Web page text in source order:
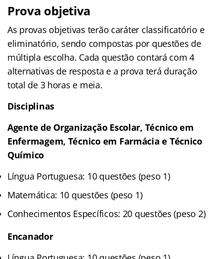
Prova objetiva
As provas objetivas terão caráter classificatório e
eliminatório, sendo compostas por questões de
múltipla escolha. Cada questão contará com 4
alternativas de resposta e a prova terá duração
total de 3 horas e meia.
Disciplinas
Agente de Organização Escolar, Técnico em
Enfermagem, Técnico em Farmácia e Técnico
Químico
Língua Portuguesa: 10 questões (peso 1)
Matemática: 10 questões (peso 1)
Conhecimentos Específicos: 20 questões (peso 2)
Encanador